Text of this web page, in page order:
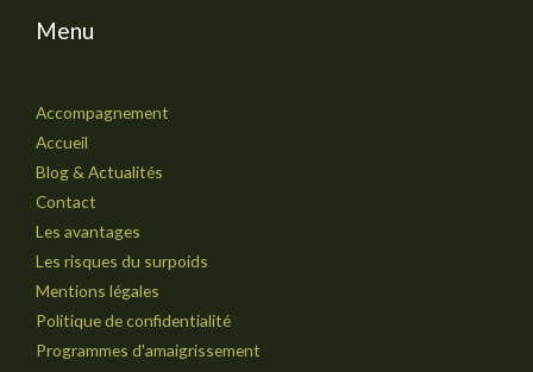
Menu
Accompagnement
Accueil
Blog & Actualités
Contact
Les avantages
Les risques du surpoids
Mentions légales
Politique de confidentialité
Programmes d'amaigrissement